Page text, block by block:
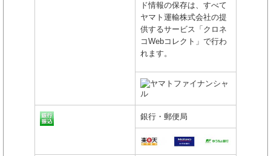
ド情報の保存は、すべて
ヤマト運輸株式会社の提
供するサービス「クロネ
コWebコレクト」で行わ
れます。
銀行・郵便局